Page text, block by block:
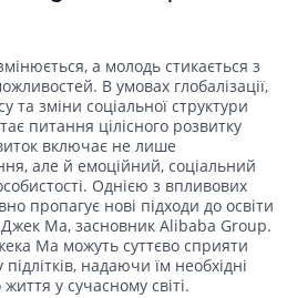
а молодь стикається з
В умовах глобалізації,
та зміни соціальної структури
питання цілісного розвитку
включає не лише
але й емоційний, соціальний
Однією з впливових
пропагує нові підходи до освіти
Джек Ма, засновник Alibaba Group.
Ма можуть суттєво сприяти
надаючи їм необхідні
у сучасному світі.